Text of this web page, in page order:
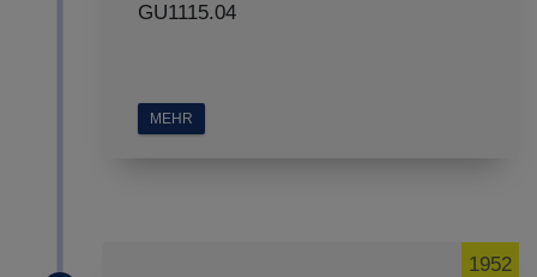
GU1115.04
MEHR
1952